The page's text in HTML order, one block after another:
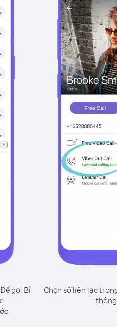
Để gọi Bỉ
Chọn số liên lạc